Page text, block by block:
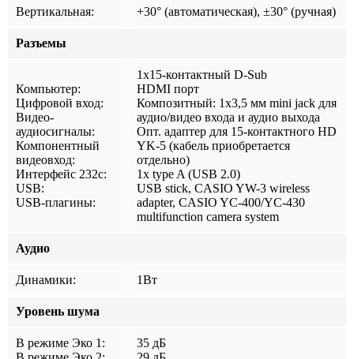
Вертикальная: +30° (автоматическая), ±30° (ручная)
Разъемы
Компьютер:
Цифровой вход:
Видео-
аудиосигналы:
Компонентный
видеовход:
Интерфейс 232с:
USB:
USB-плагины:
1x15-контактный D-Sub
HDMI порт
Композитный: 1х3,5 мм mini jack для
аудио/видео входа и аудио выхода
Опт. адаптер для 15-контактного HD
YK-5 (кабель приобретается
отдельно)
1x type A (USB 2.0)
USB stick, CASIO YW-3 wireless
adapter, CASIO YC-400/YC-430
multifunction camera system
Аудио
Динамики: 1Вт
Уровень шума
В режиме Эко 1:
35 дБ